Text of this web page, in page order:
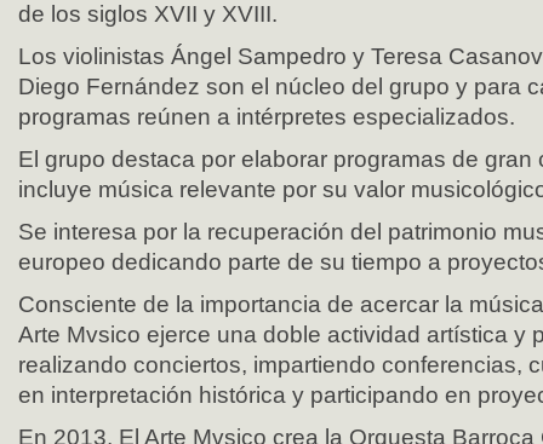
de los siglos XVII y XVIII.
Los violinistas Ángel Sampedro y Teresa
Diego Fernández son el núcleo del grupo y para
programas reúnen a intérpretes especializados.
El grupo destaca por elaborar programas de gran
incluye música relevante por su valor
Se interesa por la recuperación del patrimonio
europeo dedicando parte de su tiempo a
Consciente de la importancia de acercar la
Arte Mvsico ejerce una doble actividad artística y
realizando conciertos, impartiendo conferencias,
en interpretación histórica y participando en
En 2013, El Arte Mvsico crea la Orquesta